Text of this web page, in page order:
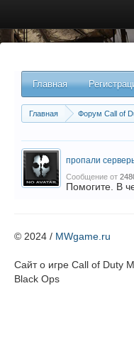
Главная
Главная Форум Call of
пропали
Сообщение от
Помогите. В
© 2024 / MWgame.ru
Cайт о игре Call of Duty
Black Ops